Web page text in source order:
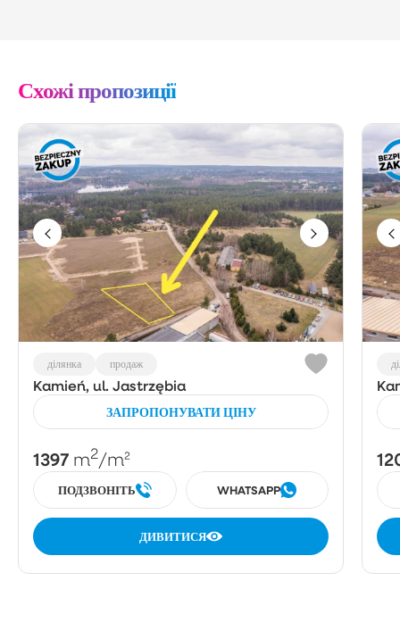
Схожі пропозиції
ділянка продаж
Kamień, ul. Jastrzębia
ЗАПРОПОНУВАТИ ЦІНУ
1397 m2/m²
ПОДЗВОНІТЬ WHATSAPP
ДИВИТИСЯ